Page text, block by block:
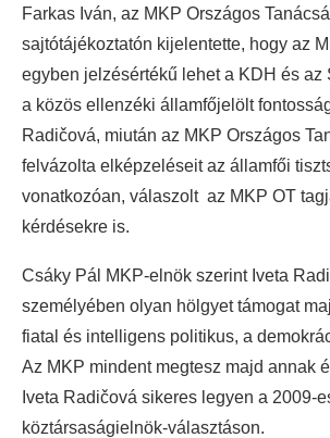
Farkas Iván, az MKP Országos
sajtótájékoztatón kijelentette, hogy az
egyben jelzésértékű lehet a KDH és az
a közös ellenzéki államfőjelölt
Radičová, miután az MKP Országos
felvázolta elképzeléseit az államfői
vonatkozóan, válaszolt az MKP OT
kérdésekre is.
Csáky Pál MKP-elnök szerint Iveta
személyében olyan hölgyet támogat
fiatal és intelligens politikus, a
Az MKP mindent megtesz majd annak
Iveta Radičová sikeres legyen a 2009-
köztársaságielnök-választáson.